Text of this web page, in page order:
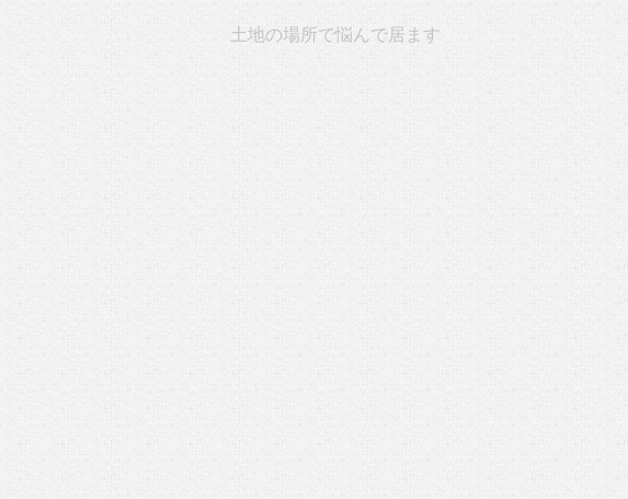
土地の場所で悩んで居ます